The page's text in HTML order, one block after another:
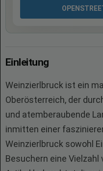
Einleitung
Weinzierlbruck ist ein
Oberösterreich, der
und atemberaubende
inmitten einer
Weinzierlbruck sowohl
Besuchern eine Vielzahl